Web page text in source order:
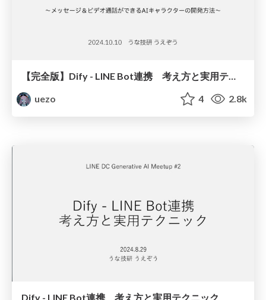
uezo
4 2.8k
Dify - LINE Bot連携 考え方と実用テクニック